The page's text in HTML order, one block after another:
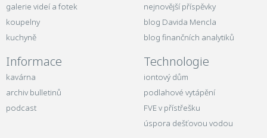
galerie videí a fotek
koupelny
kuchyně
nejnovější příspěvky
blog Davida Mencla
blog finančních analytiků
Informace
kavárna
archiv bulletinů
podcast
Technologie
iontový dům
podlahové vytápění
FVE v přístřešku
úspora dešťovou vodou